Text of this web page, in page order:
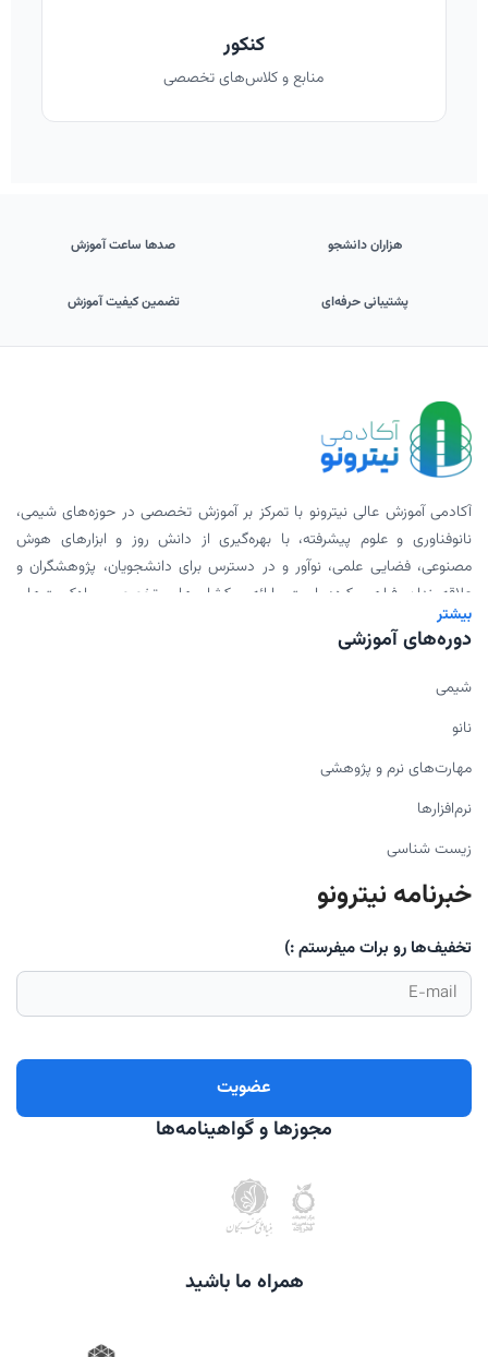
کنکور
منابع و کلاس‌های تخصصی
هزاران دانشجو صدها ساعت آموزش
پشتیبانی حرفه‌ای تضمین کیفیت آموزش
آکادمی آموزش عالی نیترونو با تمرکز بر آموزش تخصصی در حوزه‌های شیمی،
نانوفناوری و علوم پیشرفته، با بهره‌گیری از دانش روز و ابزارهای هوش
مصنوعی، فضایی علمی، نوآور و در دسترس برای دانشجویان، پژوهشگران و
علاقه‌مندان فراهم کرده است. ارائه ورکشاپ‌های تخصصی، پادکست‌های
علمی، محتوای دانلودی و همکاری با اساتید برجسته، بخشی از مأموریت ما
برای گسترش علم به شیوه‌ای مدرن و اثربخش است.
بیشتر
دوره‌های آموزشی
شیمی
نانو
مهارت‌های نرم و پژوهشی
نرم‌افزارها
زیست شناسی
خبرنامه نیترونو
تخفیف‌ها رو برات میفرستم :)
مجوزها و گواهینامه‌ها
همراه ما باشید